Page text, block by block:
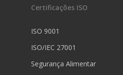
Certificações ISO
ISO 9001
ISO/IEC 27001
Segurança Alimentar